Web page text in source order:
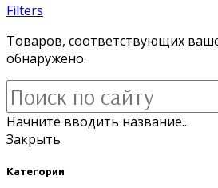
Filters
Товаров, соответствующих
обнаружено.
Начните вводить название...
Закрыть
Категории